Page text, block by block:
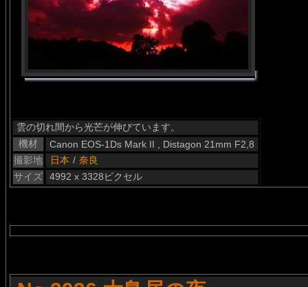
雲の切れ間から光芒が伸びています。
機材
Canon EOS-1Ds Mark II , Distagon 21mm F2,8
撮影地
日本 / 奈良
サイズ
4992 x 3328ピクセル